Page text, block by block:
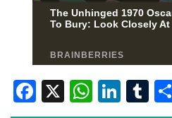
F X W Li T